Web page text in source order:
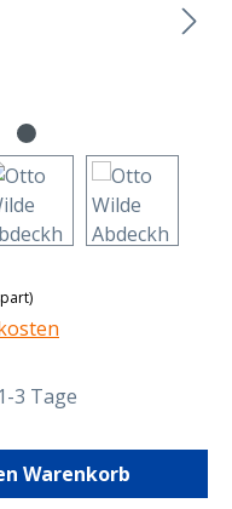
3 Tage
gewünschten
Warenkorb